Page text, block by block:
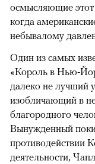
осмысляющие этот
когда
небывалому
Один из самых
«Король в Нью-
далеко не лучший
изобличающий в
благородного
Вынужденный
противодействии
деятельности,